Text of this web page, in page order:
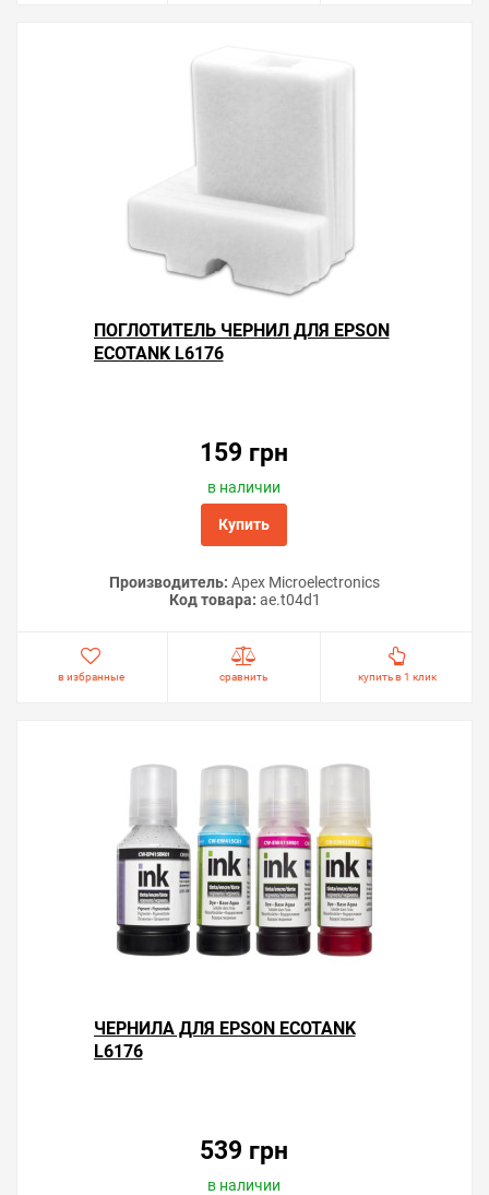
ПОГЛОТИТЕЛЬ ЧЕРНИЛ ДЛЯ EPSON
ECOTANK L6176
159 грн
в наличии
Купить
Производитель: Apex Microelectronics
Код товара: ae.t04d1
в избранные сравнить купить в 1 клик
ЧЕРНИЛА ДЛЯ EPSON ECOTANK
L6176
539 грн
в наличии